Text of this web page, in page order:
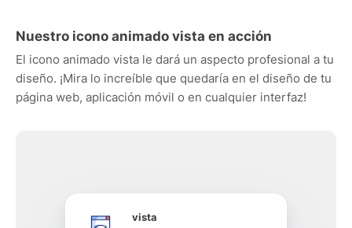
Nuestro icono animado vista en acción
El icono animado vista le dará un aspecto profesional a tu
diseño. ¡Mira lo increíble que quedaría en el diseño de tu
página web, aplicación móvil o en cualquier interfaz!
vista